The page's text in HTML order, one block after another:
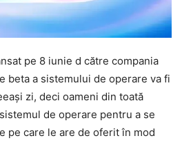
pe 8 iunie d către compania
beta a sistemului de operare va fi
zi, deci oameni din toată
de operare pentru a se
pe care le are de oferit în mod